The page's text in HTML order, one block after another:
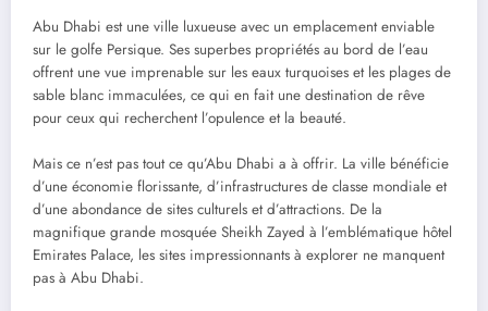
Abu Dhabi est une ville luxueuse avec un emplacement enviable
sur le golfe Persique. Ses superbes propriétés au bord de l’eau
offrent une vue imprenable sur les eaux turquoises et les plages de
sable blanc immaculées, ce qui en fait une destination de rêve
pour ceux qui recherchent l’opulence et la beauté.
Mais ce n’est pas tout ce qu’Abu Dhabi a à offrir. La ville bénéficie
d’une économie florissante, d’infrastructures de classe mondiale et
d’une abondance de sites culturels et d’attractions. De la
magnifique grande mosquée Sheikh Zayed à l’emblématique hôtel
Emirates Palace, les sites impressionnants à explorer ne manquent
pas à Abu Dhabi.